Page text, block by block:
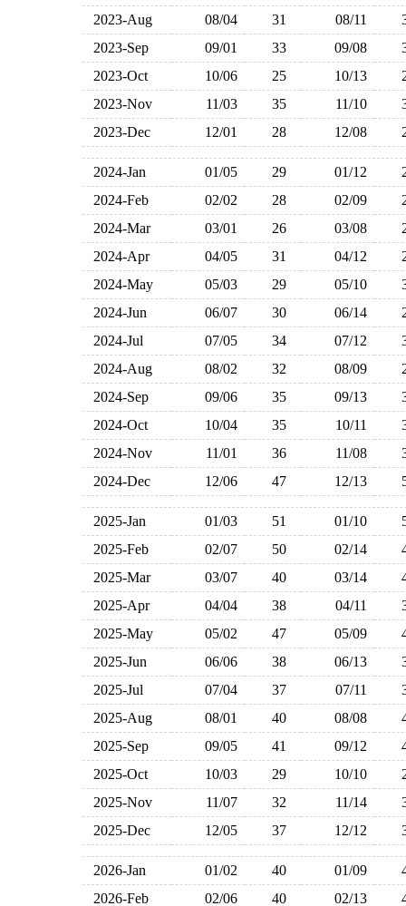
2023-Aug
08/04 31 08/11
2023-Sep
09/01 33 09/08
2023-Oct
10/06 25 10/13
2023-Nov
11/03 35 11/10
2023-Dec
12/01 28 12/08
2024-Jan 01/05 29 01/12
2024-Feb
02/02 28 02/09
2024-Mar
03/01 26 03/08
2024-Apr
04/05 31 04/12
2024-May
05/03 29 05/10
2024-Jun
06/07 30 06/14
2024-Jul
07/05 34 07/12
2024-Aug
08/02 32 08/09
2024-Sep
09/06 35 09/13
2024-Oct
10/04 35 10/11
2024-Nov
11/01 36 11/08
2024-Dec
12/06 47 12/13
2025-Jan 01/03 51 01/10
2025-Feb
02/07 50 02/14
2025-Mar
03/07 40 03/14
2025-Apr
04/04 38 04/11
2025-May
05/02 47 05/09
2025-Jun
06/06 38 06/13
2025-Jul
07/04 37 07/11
2025-Aug
08/01 40 08/08
2025-Sep
09/05 41 09/12
2025-Oct
10/03 29 10/10
2025-Nov
11/07 32 11/14
2025-Dec
12/05 37 12/12
2026-Jan 01/02 40 01/09
2026-Feb
02/06 40 02/13